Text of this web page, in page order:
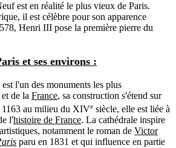
est en réalité le plus vieux de Paris.
il est célèbre pour son apparence
Henri III pose la première pierre du
et ses environs :
est l'un des monuments les plus
et de la France, sa construction s'étend sur
1163 au milieu du XIVe siècle, elle est liée à
l'histoire de France. La cathédrale inspire
notamment le roman de Victor
paru en 1831 et qui influence en partie